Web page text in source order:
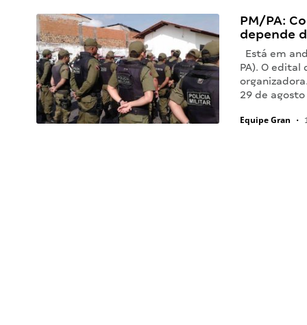
PM/PA:
depende
Está em
PA). O
29 de
Equipe Gran •